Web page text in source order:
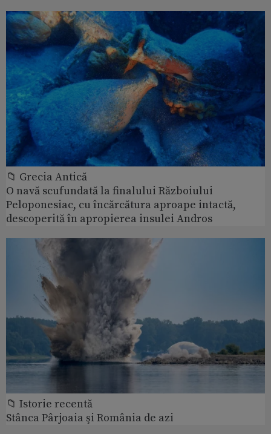
📁 Grecia Antică
O navă scufundată la finalului Războiului
Peloponesiac, cu încărcătura aproape intactă,
descoperită în apropierea insulei Andros
📁 Istorie recentă
Stânca Pârjoaia şi România de azi